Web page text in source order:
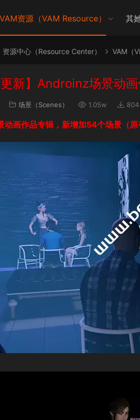
VAM资源（VAM Resource） 其
资源中心（Resource Center） VAM（
更新】Androinz场景动
场景（Scenes） 1.05w 804
动画作品专辑，新增加54个场景